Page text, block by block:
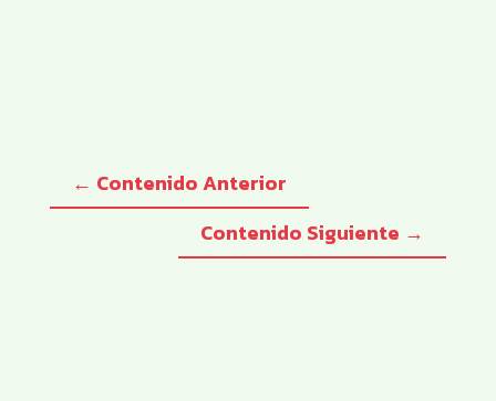
← Contenido Anterior
Contenido Siguiente →